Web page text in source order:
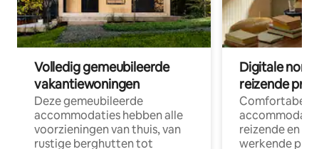
Volledig gemeubileerde
vakantiewoningen
Deze gemeubileerde
accommodaties hebben alle
voorzieningen van thuis, van
rustige berghutten tot
Digitale
reizende
Comfortabele
reizende en
werkende